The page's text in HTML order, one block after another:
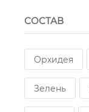
СОСТАВ
Орхидея
Зелень